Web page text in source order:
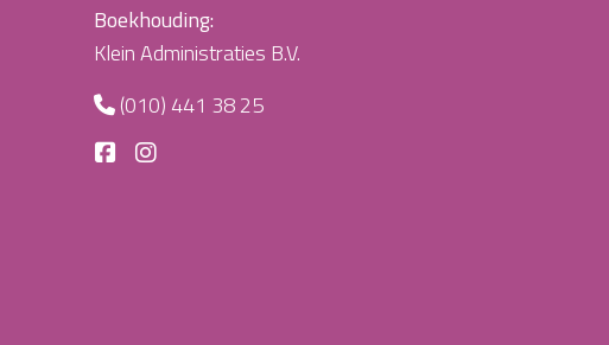
Boekhouding:
Klein Administraties B.V.
(010) 441 38 25